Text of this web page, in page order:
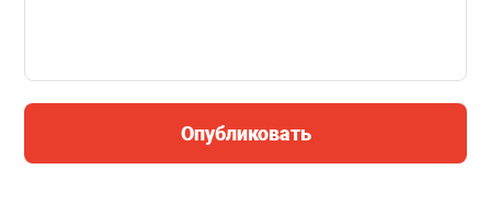
Опубликовать